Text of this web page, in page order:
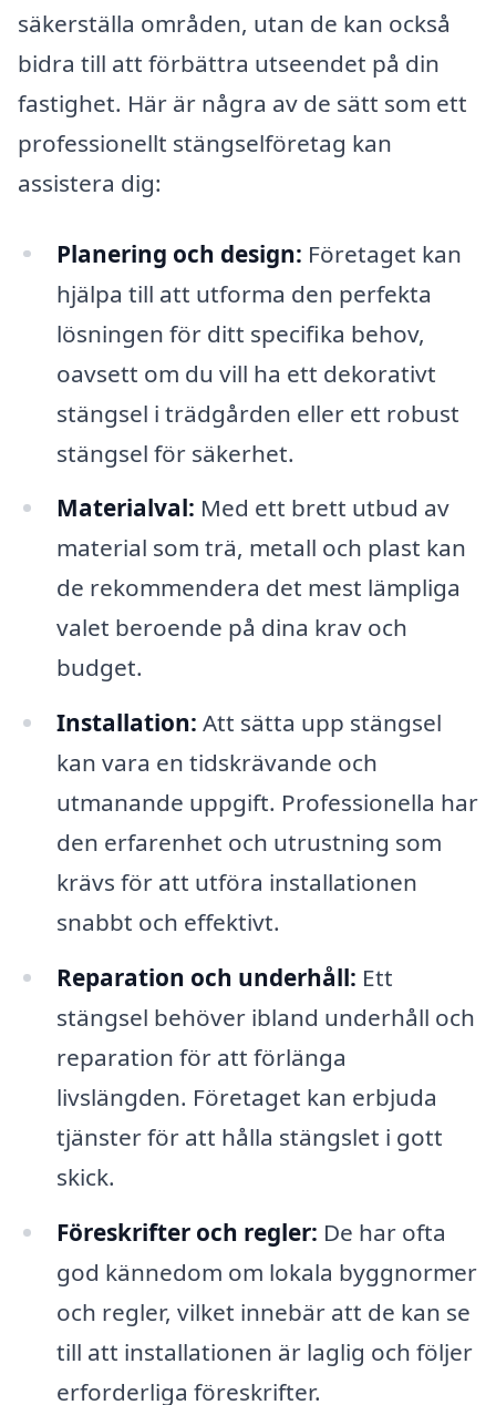
säkerställa områden, utan de kan också
bidra till att förbättra utseendet på din
fastighet. Här är några av de sätt som ett
professionellt stängselföretag kan
assistera dig:
Planering och design: Företaget kan
hjälpa till att utforma den perfekta
lösningen för ditt specifika behov,
oavsett om du vill ha ett dekorativt
stängsel i trädgården eller ett robust
stängsel för säkerhet.
Materialval: Med ett brett utbud av
material som trä, metall och plast kan
de rekommendera det mest lämpliga
valet beroende på dina krav och
budget.
Installation: Att sätta upp stängsel
kan vara en tidskrävande och
utmanande uppgift. Professionella har
den erfarenhet och utrustning som
krävs för att utföra installationen
snabbt och effektivt.
Reparation och underhåll: Ett
stängsel behöver ibland underhåll och
reparation för att förlänga
livslängden. Företaget kan erbjuda
tjänster för att hålla stängslet i gott
skick.
Föreskrifter och regler: De har ofta
god kännedom om lokala byggnormer
och regler, vilket innebär att de kan se
till att installationen är laglig och följer
erforderliga föreskrifter.